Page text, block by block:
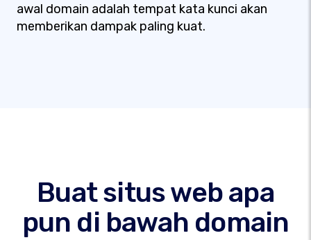
awal domain adalah tempat kata kunci akan
memberikan dampak paling kuat.
Buat situs web apa
pun di bawah domain